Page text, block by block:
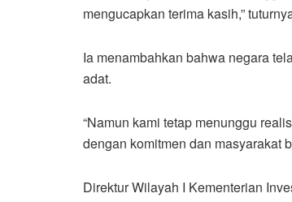
mengucapkan terima kasih,”
Ia menambahkan bahwa negara
adat.
“Namun kami tetap menunggu
dengan komitmen dan masyarakat
Direktur Wilayah I Kementerian